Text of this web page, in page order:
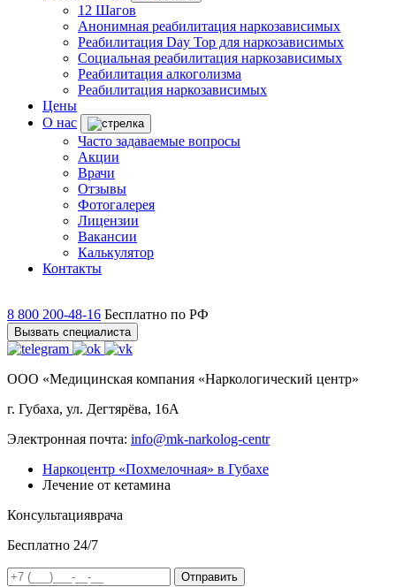
12 Шагов
Анонимная реабилитация наркозависимых
Реабилитация Day Top для наркозависимых
Социальная реабилитация наркозависимых
Реабилитация алкоголизма
Реабилитация наркозависимых
Цены
О нас
Часто задаваемые вопросы
Акции
Врачи
Отзывы
Фотогалерея
Лицензии
Вакансии
Калькулятор
Контакты
8 800 200-48-16 Бесплатно по РФ
Вызвать специалиста
ООО «Медицинская компания «Наркологический центр»
г. Губаха, ул. Дегтярёва, 16А
Электронная почта: info@mk-narkolog-centr
Наркоцентр «Похмелочная» в Губахе
Лечение от кетамина
Консультацияврача
Бесплатно 24/7
Отправить